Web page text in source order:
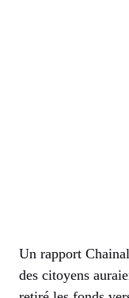
Un rapport
des citoyens